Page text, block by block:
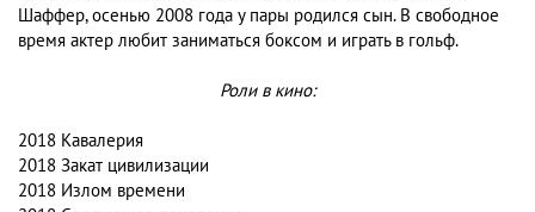
Шаффер, осенью 2008 года у пары родился сын. В свободное
время актер любит заниматься боксом и играть в гольф.
Роли в кино:
2018 Кавалерия
2018 Закат цивилизации
2018 Излом времени